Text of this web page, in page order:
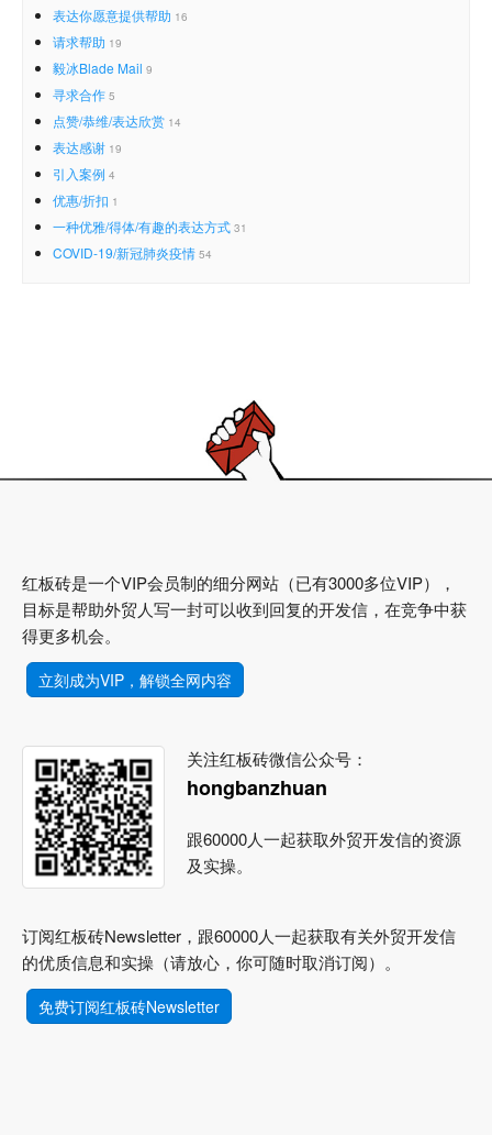
表达你愿意提供帮助 16
请求帮助 19
毅冰Blade Mail 9
寻求合作 5
点赞/恭维/表达欣赏 14
表达感谢 19
引入案例 4
优惠/折扣 1
一种优雅/得体/有趣的表达方式 31
COVID-19/新冠肺炎疫情 54
红板砖是一个VIP会员制的细分网站（已有3000多位VIP），
目标是帮助外贸人写一封可以收到回复的开发信，在竞争中获
得更多机会。
立刻成为VIP，解锁全网内容
关注红板砖微信公众号：
hongbanzhuan
跟60000人一起获取外贸开发信的资源
及实操。
订阅红板砖Newsletter，跟60000人一起获取有关外贸开发信
的优质信息和实操（请放心，你可随时取消订阅）。
免费订阅红板砖Newsletter